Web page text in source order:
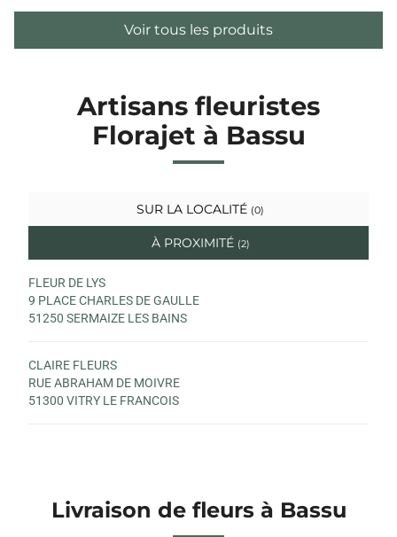
Voir tous les produits
Artisans fleuristes
Florajet à Bassu
SUR LA LOCALITÉ (0)
À PROXIMITÉ (2)
FLEUR DE LYS
9 PLACE CHARLES DE GAULLE
51250 SERMAIZE LES BAINS
CLAIRE FLEURS
RUE ABRAHAM DE MOIVRE
51300 VITRY LE FRANCOIS
Livraison de fleurs à Bassu